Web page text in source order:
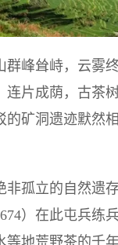
峰耸峙，云雾
片成荫，古茶
矿洞遗迹默然
孤立的自然遗
）在此屯兵练
地荒野茶的千